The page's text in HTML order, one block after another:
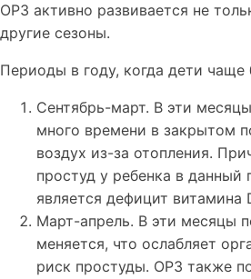
ОРЗ активно развивается не
другие сезоны.
Периоды в году, когда дети чаще
Сентябрь-март. В эти
много времени в закрытом
воздух из-за отопления.
простуд у ребенка в данный
является дефицит витамина
Март-апрель. В эти месяцы
меняется, что ослабляет
риск простуды. ОРЗ также